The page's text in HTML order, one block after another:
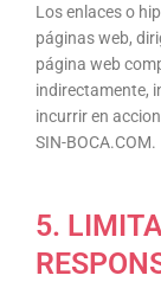
Los enlaces o
páginas web,
página web
indirectamente,
incurrir en
SIN-BOCA.COM.
5.